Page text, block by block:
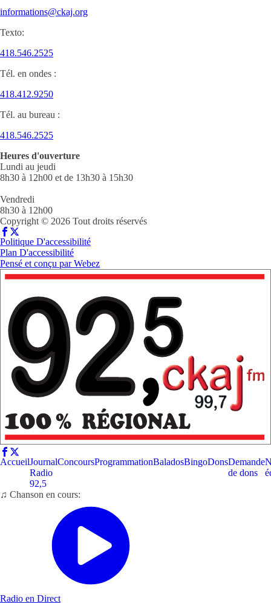
informations@ckaj.org
Texto:
418.546.2525
Tél. en ondes :
418.412.9250
Tél. au bureau :
418.546.2525
Heures d'ouverture
Lundi au jeudi
8h30 à 12h00 et de 13h30 à 15h30
Vendredi
8h30 à 12h00
Copyright © 2026 Tout droits réservés
Politique D'accessibilité
Plan D'accessibilité
Pensé et conçu parWebez
AccueilJournal
Radio
92,5
ConcoursProgrammationBaladosBingoDonsDemande
de dons
♫ Chanson en cours:
Radio en Direct